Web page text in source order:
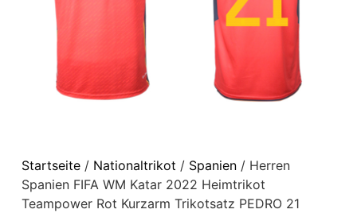
Startseite/ Nationaltrikot / Spanien/ Herren
Spanien FIFA WM Katar 2022 Heimtrikot
Teampower Rot Kurzarm Trikotsatz PEDRO 21